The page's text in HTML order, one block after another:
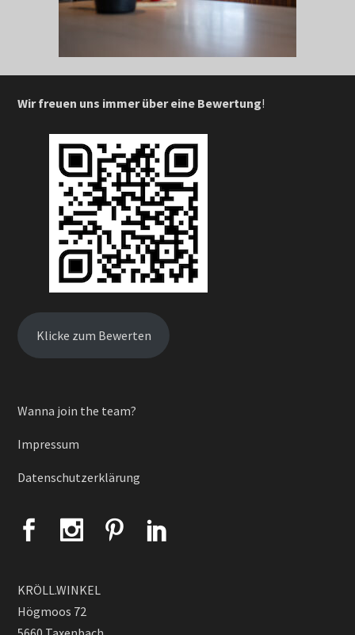
Wir freuen uns immer über eine Bewertung!
Klicke zum Bewerten
Wanna join the team?
Impressum
Datenschutzerklärung
KRÖLL.WINKEL
Högmoos 72